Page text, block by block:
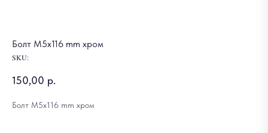
Болт M5x116 mm хром
SKU:
150,00 р.
Болт M5x116 mm хром